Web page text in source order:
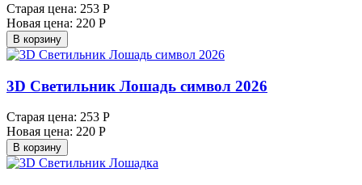
Старая цена: 253 Р
Новая цена: 220 Р
В корзину
3D Светильник Лошадь символ 2026
Старая цена: 253 Р
Новая цена: 220 Р
В корзину